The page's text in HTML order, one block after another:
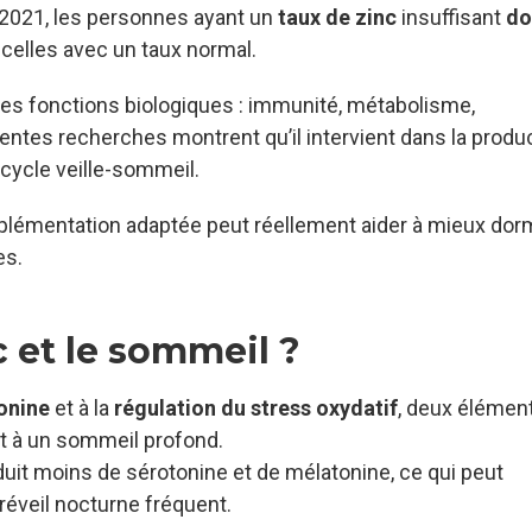
les personnes ayant un taux de zinc insuffisant
avec un taux normal.
fonctions biologiques : immunité, métabolisme,
recherches montrent qu’il intervient dans la
veille-sommeil.
adaptée peut réellement aider à mieux
et le sommeil ?
et à la régulation du stress oxydatif, deux
à un sommeil profond.
moins de sérotonine et de mélatonine, ce qui peut
nocturne fréquent.